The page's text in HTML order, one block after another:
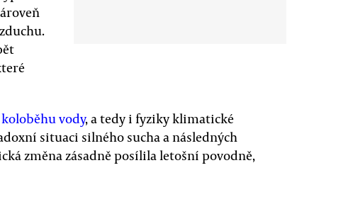
koloběhu vody, a tedy i fyziky klimatické
situaci silného sucha a následných
změna zásadně posílila letošní povodně,